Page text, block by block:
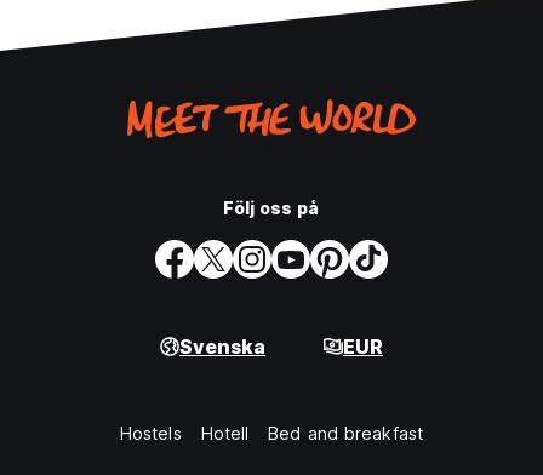
Följ oss på
Svenska EUR
Hostels Hotell Bed and breakfast